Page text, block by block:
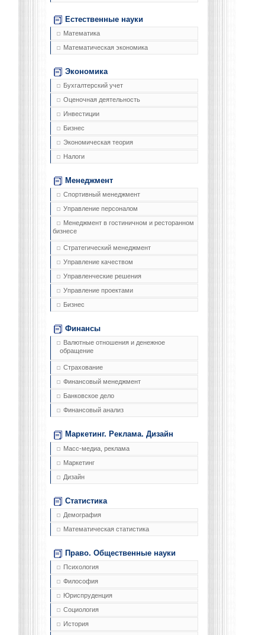
Естественные науки
Математика
Математическая экономика
Экономика
Бухгалтерский учет
Оценочная деятельность
Инвестиции
Бизнес
Экономическая теория
Налоги
Менеджмент
Спортивный менеджмент
Управление персоналом
Менеджмент в гостиничном и ресторанном
бизнесе
Стратегический менеджмент
Управление качеством
Управленческие решения
Управление проектами
Бизнес
Финансы
Валютные отношения и денежное
обращение
Страхование
Финансовый менеджмент
Банковское дело
Финансовый анализ
Маркетинг. Реклама. Дизайн
Масс-медиа, реклама
Маркетинг
Дизайн
Статистика
Демография
Математическая статистика
Право. Общественные науки
Психология
Философия
Юриспруденция
Социология
История